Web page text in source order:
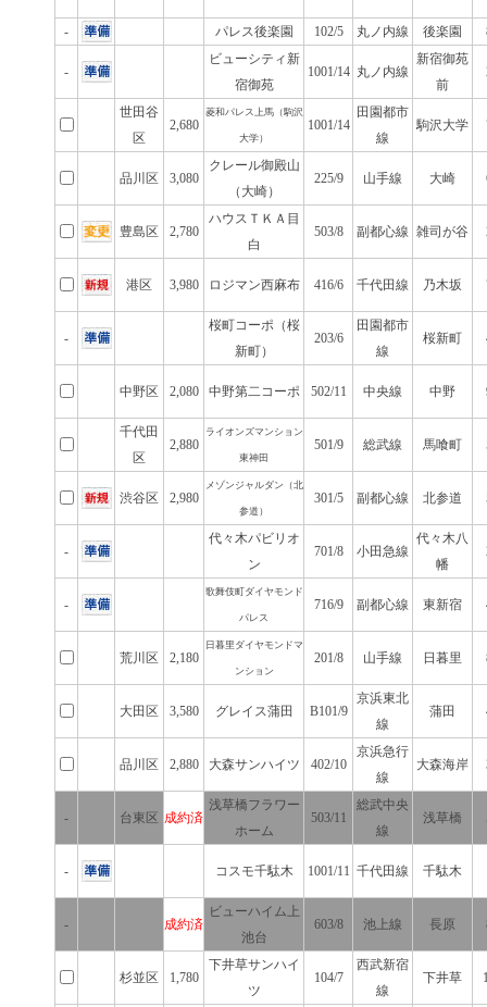
- パレス後楽園 102/5 丸ノ内線 後楽園
-
ビューシティ新
宿御苑
1001/14 丸ノ内線
新宿御苑
前
世田谷
区
2,680
菱和パレス上馬（駒沢
大学）
1001/14
田園都市
線
駒沢大学
品川区 3,080
クレール御殿山
（大崎）
225/9 山手線 大崎
豊島区 2,780
ハウスＴＫＡ目
白
503/8 副都心線 雑司が谷
港区 3,980 ロジマン西麻布 416/6 千代田線 乃木坂
-
桜町コーポ（桜
新町）
203/6
田園都市
線
桜新町
中野区 2,080 中野第二コーポ 502/11 中央線 中野
千代田
区
2,880
ライオンズマンション
東神田
501/9 総武線 馬喰町
渋谷区 2,980
メゾンジャルダン（北
参道）
301/5 副都心線 北参道
-
代々木パビリオ
ン
701/8 小田急線
代々木八
幡
-
歌舞伎町ダイヤモンド
パレス
716/9 副都心線 東新宿
荒川区 2,180
日暮里ダイヤモンドマ
ンション
201/8 山手線 日暮里
大田区 3,580 グレイス蒲田 B101/9
京浜東北
線
蒲田
品川区 2,880 大森サンハイツ 402/10
京浜急行
線
大森海岸
- 台東区 成約済
浅草橋フラワー
ホーム
503/11
総武中央
線
浅草橋
- コスモ千駄木 1001/11 千代田線 千駄木
- 成約済
ビューハイム上
池台
603/8 池上線 長原
杉並区 1,780
下井草サンハイ
ツ
104/7
西武新宿
線
下井草